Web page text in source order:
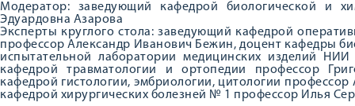
Модератор: заведующий кафедрой биологической и
Эдуардовна Азарова
Эксперты круглого стола: заведующий кафедрой
профессор Александр Иванович Бежин, доцент кафедры
испытательной лаборатории медицинских изделий
кафедрой травматологии и ортопедии профессор
кафедрой гистологии, эмбриологии, цитологии
кафедрой хирургических болезней № 1 профессор Илья